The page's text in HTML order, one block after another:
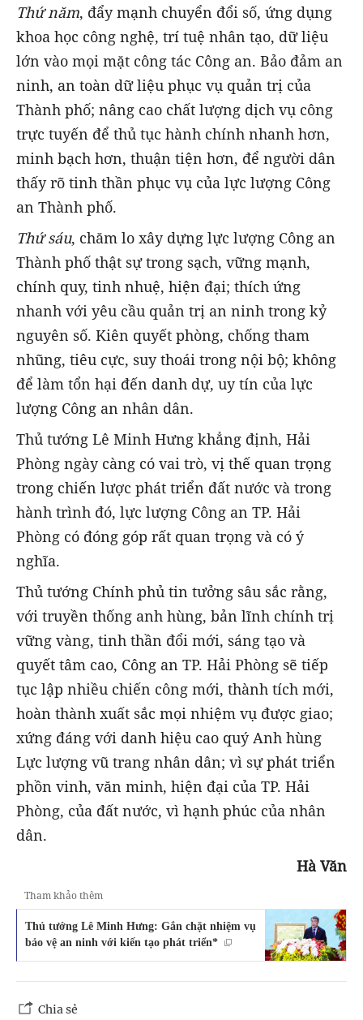
Thứ năm, đẩy mạnh chuyển đổi số, ứng dụng
khoa học công nghệ, trí tuệ nhân tạo, dữ liệu
lớn vào mọi mặt công tác Công an. Bảo đảm an
ninh, an toàn dữ liệu phục vụ quản trị của
Thành phố; nâng cao chất lượng dịch vụ công
trực tuyến để thủ tục hành chính nhanh hơn,
minh bạch hơn, thuận tiện hơn, để người dân
thấy rõ tinh thần phục vụ của lực lượng Công
an Thành phố.
Thứ sáu, chăm lo xây dựng lực lượng Công an
Thành phố thật sự trong sạch, vững mạnh,
chính quy, tinh nhuệ, hiện đại; thích ứng
nhanh với yêu cầu quản trị an ninh trong kỷ
nguyên số. Kiên quyết phòng, chống tham
nhũng, tiêu cực, suy thoái trong nội bộ; không
để làm tổn hại đến danh dự, uy tín của lực
lượng Công an nhân dân.
Thủ tướng Lê Minh Hưng khẳng định, Hải
Phòng ngày càng có vai trò, vị thế quan trọng
trong chiến lược phát triển đất nước và trong
hành trình đó, lực lượng Công an TP. Hải
Phòng có đóng góp rất quan trọng và có ý
nghĩa.
Thủ tướng Chính phủ tin tưởng sâu sắc rằng,
với truyền thống anh hùng, bản lĩnh chính trị
vững vàng, tinh thần đổi mới, sáng tạo và
quyết tâm cao, Công an TP. Hải Phòng sẽ tiếp
tục lập nhiều chiến công mới, thành tích mới,
hoàn thành xuất sắc mọi nhiệm vụ được giao;
xứng đáng với danh hiệu cao quý Anh hùng
Lực lượng vũ trang nhân dân; vì sự phát triển
phồn vinh, văn minh, hiện đại của TP. Hải
Phòng, của đất nước, vì hạnh phúc của nhân
dân.
Hà Văn
Tham khảo thêm
Thủ tướng Lê Minh Hưng: Gắn chặt nhiệm vụ
bảo vệ an ninh với kiến tạo phát triển*
Chia sẻ